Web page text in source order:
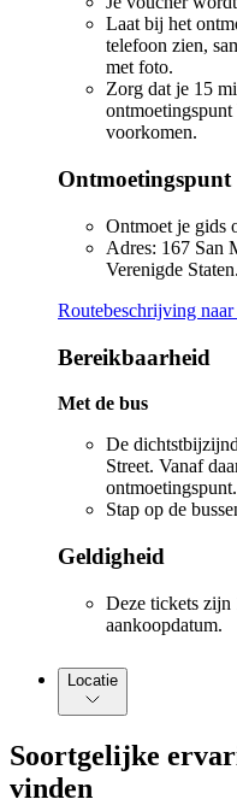
Laat bij het
telefoon zien,
met foto.
Zorg dat je 15
voorkomen.
Ontmoetingspunt
Ontmoet je gids
Adres: 167 San
Verenigde Staten.
Routebeschrijving
Bereikbaarheid
Met de bus
De
Street. Vanaf
ontmoetingspunt.
Stap op de
Geldigheid
Deze tickets zijn
aankoopdatum.
Locatie
Soortgelijke
vinden